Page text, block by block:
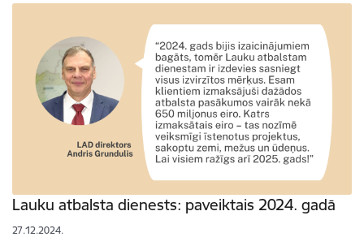
Lauku atbalsta dienests: paveiktais 2024. gadā
27.12.2024.